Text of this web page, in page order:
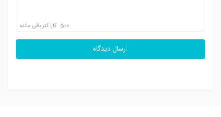
500 کاراکتر باقی مانده
ارسال دیدگاه